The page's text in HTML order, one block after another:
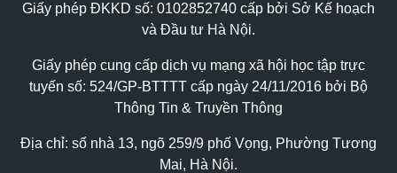
Giấy phép ĐKKD số: 0102852740 cấp bởi Sở Kế hoạch
và Đầu tư Hà Nội.
Giấy phép cung cấp dịch vụ mạng xã hội học tập trực
tuyến số: 524/GP-BTTTT cấp ngày 24/11/2016 bởi Bộ
Thông Tin & Truyền Thông
Địa chỉ: số nhà 13, ngõ 259/9 phố Vọng, Phường Tương
Mai, Hà Nội.